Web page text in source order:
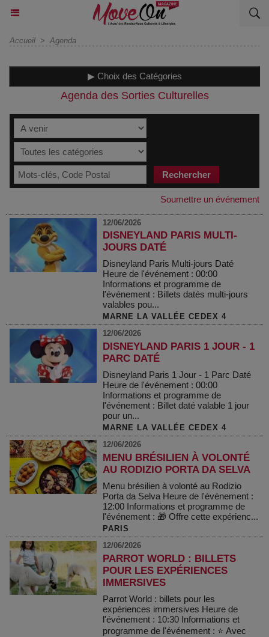
Accueil > Agenda
▶ Choix des Catégories
Agenda des Sorties Culturelles
Soumettre un événement
12/06/2026
DISNEYLAND PARIS MULTI-
JOURS DATÉ
Disneyland Paris Multi-jours Daté
Heure de l'événement : 00:00
Informations et programme de
l'événement : Billets datés multi-jours
valables pou...
MARNE LA VALLÉE CEDEX 4
12/06/2026
DISNEYLAND PARIS 1 JOUR - 1
PARC DATÉ
Disneyland Paris 1 Jour - 1 Parc Daté
Heure de l'événement : 00:00
Informations et programme de
l'événement : Billet daté valable 1 jour
pour un...
MARNE LA VALLÉE CEDEX 4
12/06/2026
MENU BRÉSILIEN À VOLONTÉ
AU RODIZIO PORTA DA SELVA
Menu brésilien à volonté au Rodizio
Porta da Selva Heure de l'événement :
12:00 Informations et programme de
l'événement : 🎁 Offre cette expérienc...
PARIS
12/06/2026
PARROT WORLD : BILLETS
POUR LES EXPÉRIENCES
IMMERSIVES
Parrot World : billets pour les
expériences immersives Heure de
l'événement : 10:30 Informations et
programme de l'événement : ⭐ Avec